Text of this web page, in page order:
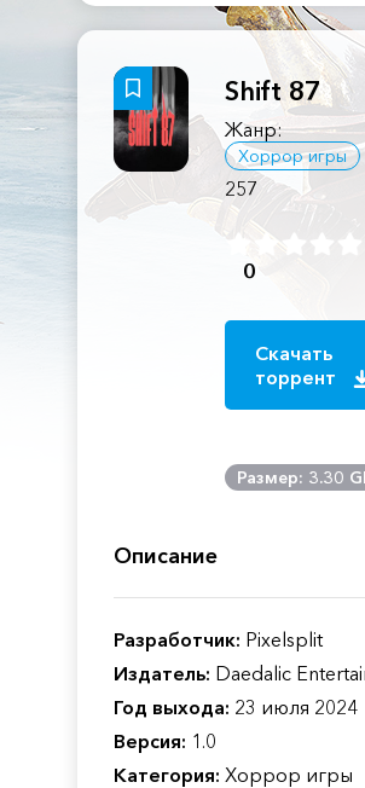
Shift 87
Жанр:
Хоррор игры
257
0
Скачать
торрент
Размер: 3.30
Описание
Разработчик: Pixelsplit
Издатель: Daedalic
Год выхода: 23 июля 2024
Версия: 1.0
Категория: Хоррор игры